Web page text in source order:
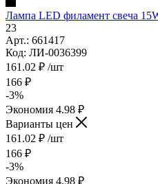
Лампа LED филамент свеча
23
Арт.: 661417
Код: ЛИ-0036399
161.02 ₽ /шт
166 ₽
-3%
Экономия 4.98 ₽
Варианты цен
161.02 ₽ /шт
166 ₽
-3%
Экономия 4.98 ₽